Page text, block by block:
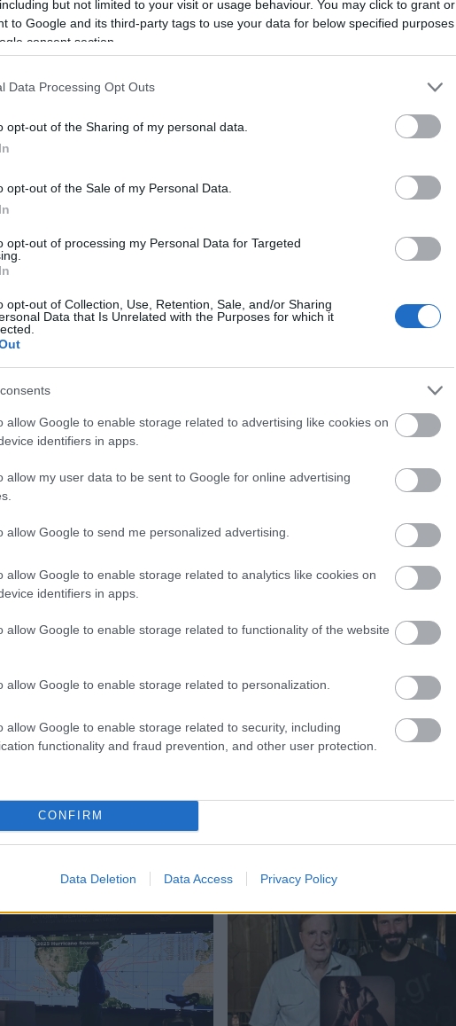
but not limited to your visit or usage behaviour. You may click to grant or
to Google and its third-party tags to use your data for below specified purposes
consent section.
Data Processing Opt Outs
opt-out of the Sharing of my personal data.
opt-out of the Sale of my Personal Data.
opt-out of processing my Personal Data for Targeted
opt-out of Collection, Use, Retention, Sale, and/or Sharing
Data that Is Unrelated with the Purposes for which it
allow Google to enable storage related to advertising like cookies on
identifiers in apps.
allow my user data to be sent to Google for online advertising
allow Google to send me personalized advertising.
allow Google to enable storage related to analytics like cookies on
identifiers in apps.
allow Google to enable storage related to functionality of the website
allow Google to enable storage related to personalization.
allow Google to enable storage related to security, including
functionality and fraud prevention, and other user protection.
CONFIRM
Data Deletion Data Access Privacy Policy
του να σπάσει το συμβόλαιο του, καθώς η πληρωμή της 8ης
25 ημέρες. Ο παίκτης έχει δικαίωμα σε όλα υπολειπόμενα ποσά
μας με κάθε νόμιμο τρόπο έναντι της προσβλητικής,
του Κλίβελαντ Τόμας».
σε ανοιχτή γραμμή με τον Πολίτη
παράπονα, καταγγελίες ή ιδέες για τη γειτονιά σου.
τιςειδήσειςστο Bing News και το Google News